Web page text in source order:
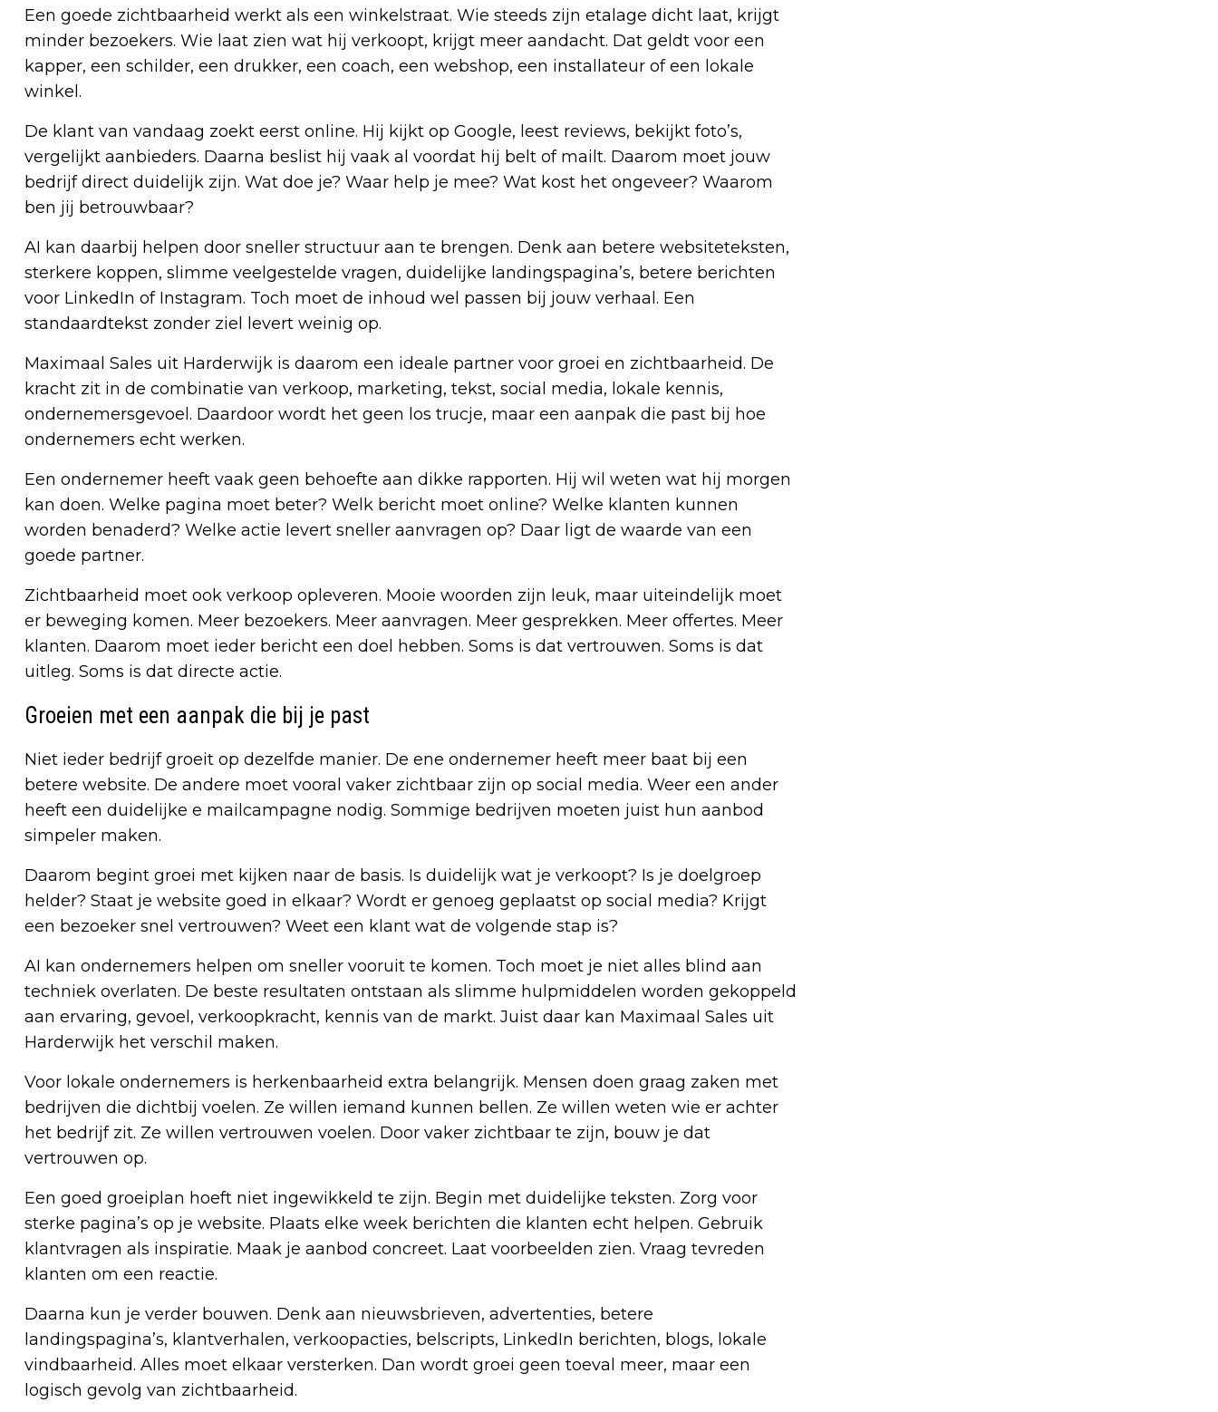
Een goede zichtbaarheid werkt als een winkelstraat. Wie steeds zijn etalage dicht laat, krijgt
minder bezoekers. Wie laat zien wat hij verkoopt, krijgt meer aandacht. Dat geldt voor een
kapper, een schilder, een drukker, een coach, een webshop, een installateur of een lokale
winkel.
De klant van vandaag zoekt eerst online. Hij kijkt op Google, leest reviews, bekijkt foto’s,
vergelijkt aanbieders. Daarna beslist hij vaak al voordat hij belt of mailt. Daarom moet jouw
bedrijf direct duidelijk zijn. Wat doe je? Waar help je mee? Wat kost het ongeveer? Waarom
ben jij betrouwbaar?
AI kan daarbij helpen door sneller structuur aan te brengen. Denk aan betere websiteteksten,
sterkere koppen, slimme veelgestelde vragen, duidelijke landingspagina’s, betere berichten
voor LinkedIn of Instagram. Toch moet de inhoud wel passen bij jouw verhaal. Een
standaardtekst zonder ziel levert weinig op.
Maximaal Sales uit Harderwijk is daarom een ideale partner voor groei en zichtbaarheid. De
kracht zit in de combinatie van verkoop, marketing, tekst, social media, lokale kennis,
ondernemersgevoel. Daardoor wordt het geen los trucje, maar een aanpak die past bij hoe
ondernemers echt werken.
Een ondernemer heeft vaak geen behoefte aan dikke rapporten. Hij wil weten wat hij morgen
kan doen. Welke pagina moet beter? Welk bericht moet online? Welke klanten kunnen
worden benaderd? Welke actie levert sneller aanvragen op? Daar ligt de waarde van een
goede partner.
Zichtbaarheid moet ook verkoop opleveren. Mooie woorden zijn leuk, maar uiteindelijk moet
er beweging komen. Meer bezoekers. Meer aanvragen. Meer gesprekken. Meer offertes. Meer
klanten. Daarom moet ieder bericht een doel hebben. Soms is dat vertrouwen. Soms is dat
uitleg. Soms is dat directe actie.
Groeien met een aanpak die bij je past
Niet ieder bedrijf groeit op dezelfde manier. De ene ondernemer heeft meer baat bij een
betere website. De andere moet vooral vaker zichtbaar zijn op social media. Weer een ander
heeft een duidelijke e mailcampagne nodig. Sommige bedrijven moeten juist hun aanbod
simpeler maken.
Daarom begint groei met kijken naar de basis. Is duidelijk wat je verkoopt? Is je doelgroep
helder? Staat je website goed in elkaar? Wordt er genoeg geplaatst op social media? Krijgt
een bezoeker snel vertrouwen? Weet een klant wat de volgende stap is?
AI kan ondernemers helpen om sneller vooruit te komen. Toch moet je niet alles blind aan
techniek overlaten. De beste resultaten ontstaan als slimme hulpmiddelen worden gekoppeld
aan ervaring, gevoel, verkoopkracht, kennis van de markt. Juist daar kan Maximaal Sales uit
Harderwijk het verschil maken.
Voor lokale ondernemers is herkenbaarheid extra belangrijk. Mensen doen graag zaken met
bedrijven die dichtbij voelen. Ze willen iemand kunnen bellen. Ze willen weten wie er achter
het bedrijf zit. Ze willen vertrouwen voelen. Door vaker zichtbaar te zijn, bouw je dat
vertrouwen op.
Een goed groeiplan hoeft niet ingewikkeld te zijn. Begin met duidelijke teksten. Zorg voor
sterke pagina’s op je website. Plaats elke week berichten die klanten echt helpen. Gebruik
klantvragen als inspiratie. Maak je aanbod concreet. Laat voorbeelden zien. Vraag tevreden
klanten om een reactie.
Daarna kun je verder bouwen. Denk aan nieuwsbrieven, advertenties, betere
landingspagina’s, klantverhalen, verkoopacties, belscripts, LinkedIn berichten, blogs, lokale
vindbaarheid. Alles moet elkaar versterken. Dan wordt groei geen toeval meer, maar een
logisch gevolg van zichtbaarheid.